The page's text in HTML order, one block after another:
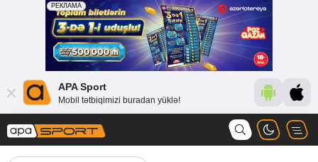
APA Sport
Mobil tətbiqimizi buradan yüklə!